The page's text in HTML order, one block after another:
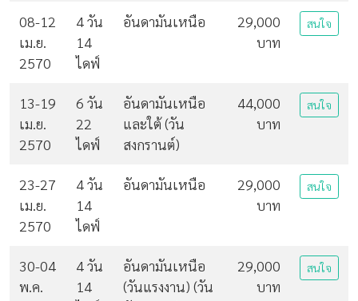
08-12
เม.ย.
2570
4 วัน
14
ไดฟ์
อันดามันเหนือ
29,000
บาท
สนใจ
13-19
เม.ย.
2570
6 วัน
22
ไดฟ์
อันดามันเหนือ
และใต้ (วัน
สงกรานต์)
44,000
บาท
สนใจ
23-27
เม.ย.
2570
4 วัน
14
ไดฟ์
อันดามันเหนือ
29,000
บาท
สนใจ
30-04
พ.ค.
4 วัน
14
อันดามันเหนือ
(วันแรงงาน) (วัน
29,000
บาท
สนใจ